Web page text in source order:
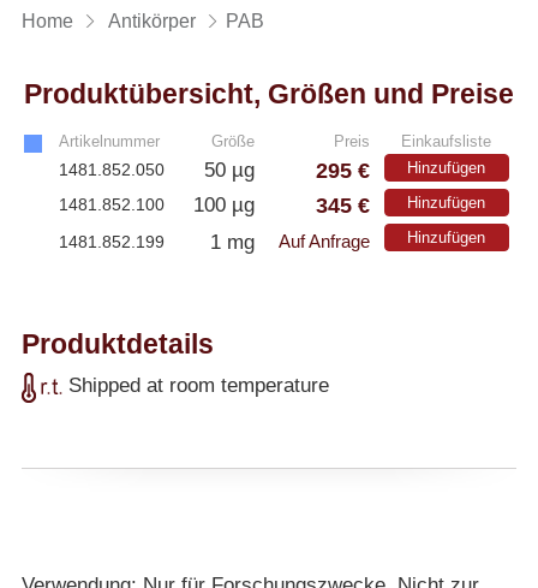
Home Antikörper PAB
Produktübersicht, Größen und Preise
Artikelnummer Größe Preis Einkaufsliste
1481.852.050 50 µg 295 € Hinzufügen
1481.852.100 100 µg 345 € Hinzufügen
1481.852.199 1 mg Auf Anfrage Hinzufügen
Produktdetails
Shipped at room temperature